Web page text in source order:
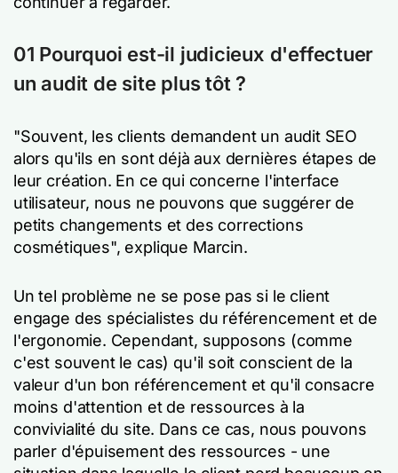
01 Pourquoi est-il judicieux d'effectuer
un audit de site plus tôt ?
"Souvent, les clients demandent un audit SEO
alors qu'ils en sont déjà aux dernières étapes de
leur création. En ce qui concerne l'interface
utilisateur, nous ne pouvons que suggérer de
petits changements et des corrections
cosmétiques", explique Marcin.
Un tel problème ne se pose pas si le client
engage des spécialistes du référencement et de
l'ergonomie. Cependant, supposons (comme
c'est souvent le cas) qu'il soit conscient de la
valeur d'un bon référencement et qu'il consacre
moins d'attention et de ressources à la
convivialité du site. Dans ce cas, nous pouvons
parler d'épuisement des ressources - une